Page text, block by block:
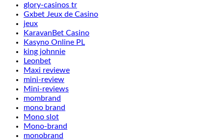
glory-casinos tr
Gxbet Jeux de Casino
jeux
KaravanBet Casino
Kasyno Online PL
king johnnie
Leonbet
Maxi reviewe
mini-review
Mini-reviews
mombrand
mono brand
Mono slot
Mono-brand
monobrand